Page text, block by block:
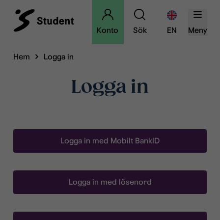
Konto Sök EN Meny
Hem Logga in
Logga in
Logga in med Mobilt BankID
Logga in med lösenord